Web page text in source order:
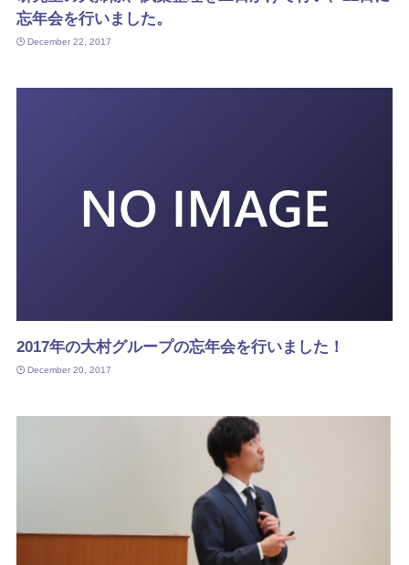
忘年会を行いました。
December 22, 2017
2017年の大村グループの忘年会を行いました！
December 20, 2017